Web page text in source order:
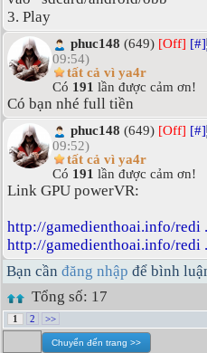
3. Play
phuc148 (649) [Off] [#]
09:54)
tất cả vì ya4r
Có 191 lần được cảm ơn!
Có bạn nhé full tiền
phuc148 (649) [Off] [#]
09:52)
tất cả vì ya4r
Có 191 lần được cảm ơn!
Link GPU powerVR:
http://gamedienthoai.info/redi
http://gamedienthoai.info/redi
Bạn cần đăng nhập để bình
Tổng số: 17
1 2 >>